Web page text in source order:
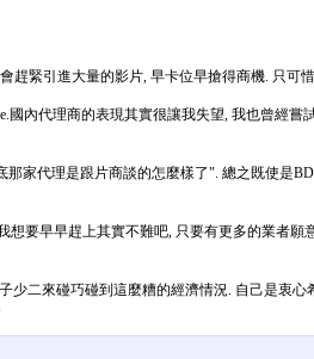
緊引進大量的影片, 早卡位早搶得商機. 只可
內代理商的表現其實很讓我失望, 我也曾經
家代理是跟片商談的怎麼樣了". 總之既使是
要早早趕上其實不難吧, 只要有更多的業者願
二來碰巧碰到這麼糟的經濟情況. 自己是衷